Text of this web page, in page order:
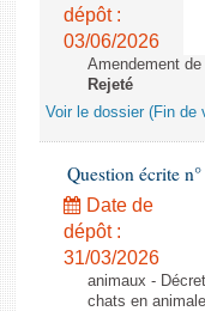
dépôt :
03/06/2026
Amendement
Rejeté
Voir le dossier (Fin de
Question écrite
Date de
dépôt :
31/03/2026
animaux -
chats en